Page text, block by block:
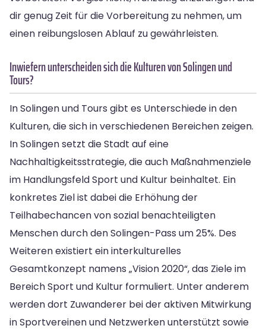
dir genug Zeit für die Vorbereitung zu nehmen, um
einen reibungslosen Ablauf zu gewährleisten.
Inwiefern unterscheiden sich die Kulturen von Solingen und
Tours?
In Solingen und Tours gibt es Unterschiede in den
Kulturen, die sich in verschiedenen Bereichen zeigen.
In Solingen setzt die Stadt auf eine
Nachhaltigkeitsstrategie, die auch Maßnahmenziele
im Handlungsfeld Sport und Kultur beinhaltet. Ein
konkretes Ziel ist dabei die Erhöhung der
Teilhabechancen von sozial benachteiligten
Menschen durch den Solingen-Pass um 25%. Des
Weiteren existiert ein interkulturelles
Gesamtkonzept namens „Vision 2020“, das Ziele im
Bereich Sport und Kultur formuliert. Unter anderem
werden dort Zuwanderer bei der aktiven Mitwirkung
in Sportvereinen und Netzwerken unterstützt sowie